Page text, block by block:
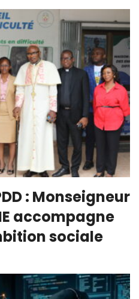
: Monseigneur
accompagne
sociale